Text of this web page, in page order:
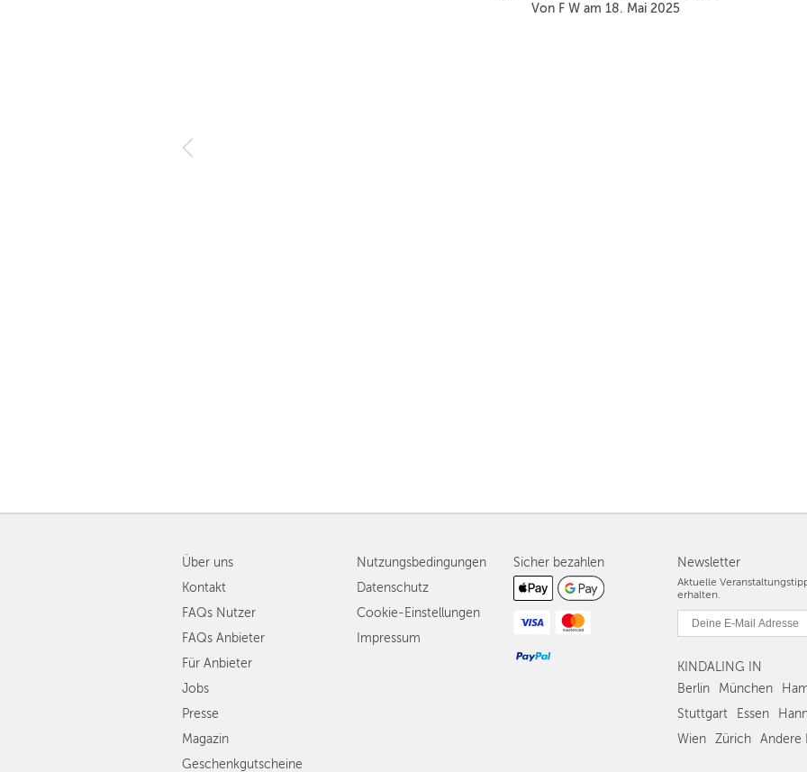
Von F W am 18. Mai 2025
Newsletter
Aktuelle
erhalten.
KINDALING IN
Berlin
München
Stuttgart
Essen
Wien
Zürich Andere
Über uns
Kontakt
FAQs Nutzer
FAQs Anbieter
Für Anbieter
Jobs
Presse
Magazin
Geschenkgutscheine
Nutzungsbedingungen
Datenschutz
Cookie-Einstellungen
Impressum
Sicher bezahlen